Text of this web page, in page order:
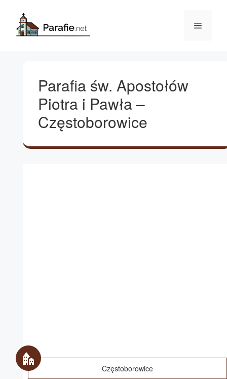
Menu
Parafia św. Apostołów
Piotra i Pawła –
Częstoborowice
Częstoborowice